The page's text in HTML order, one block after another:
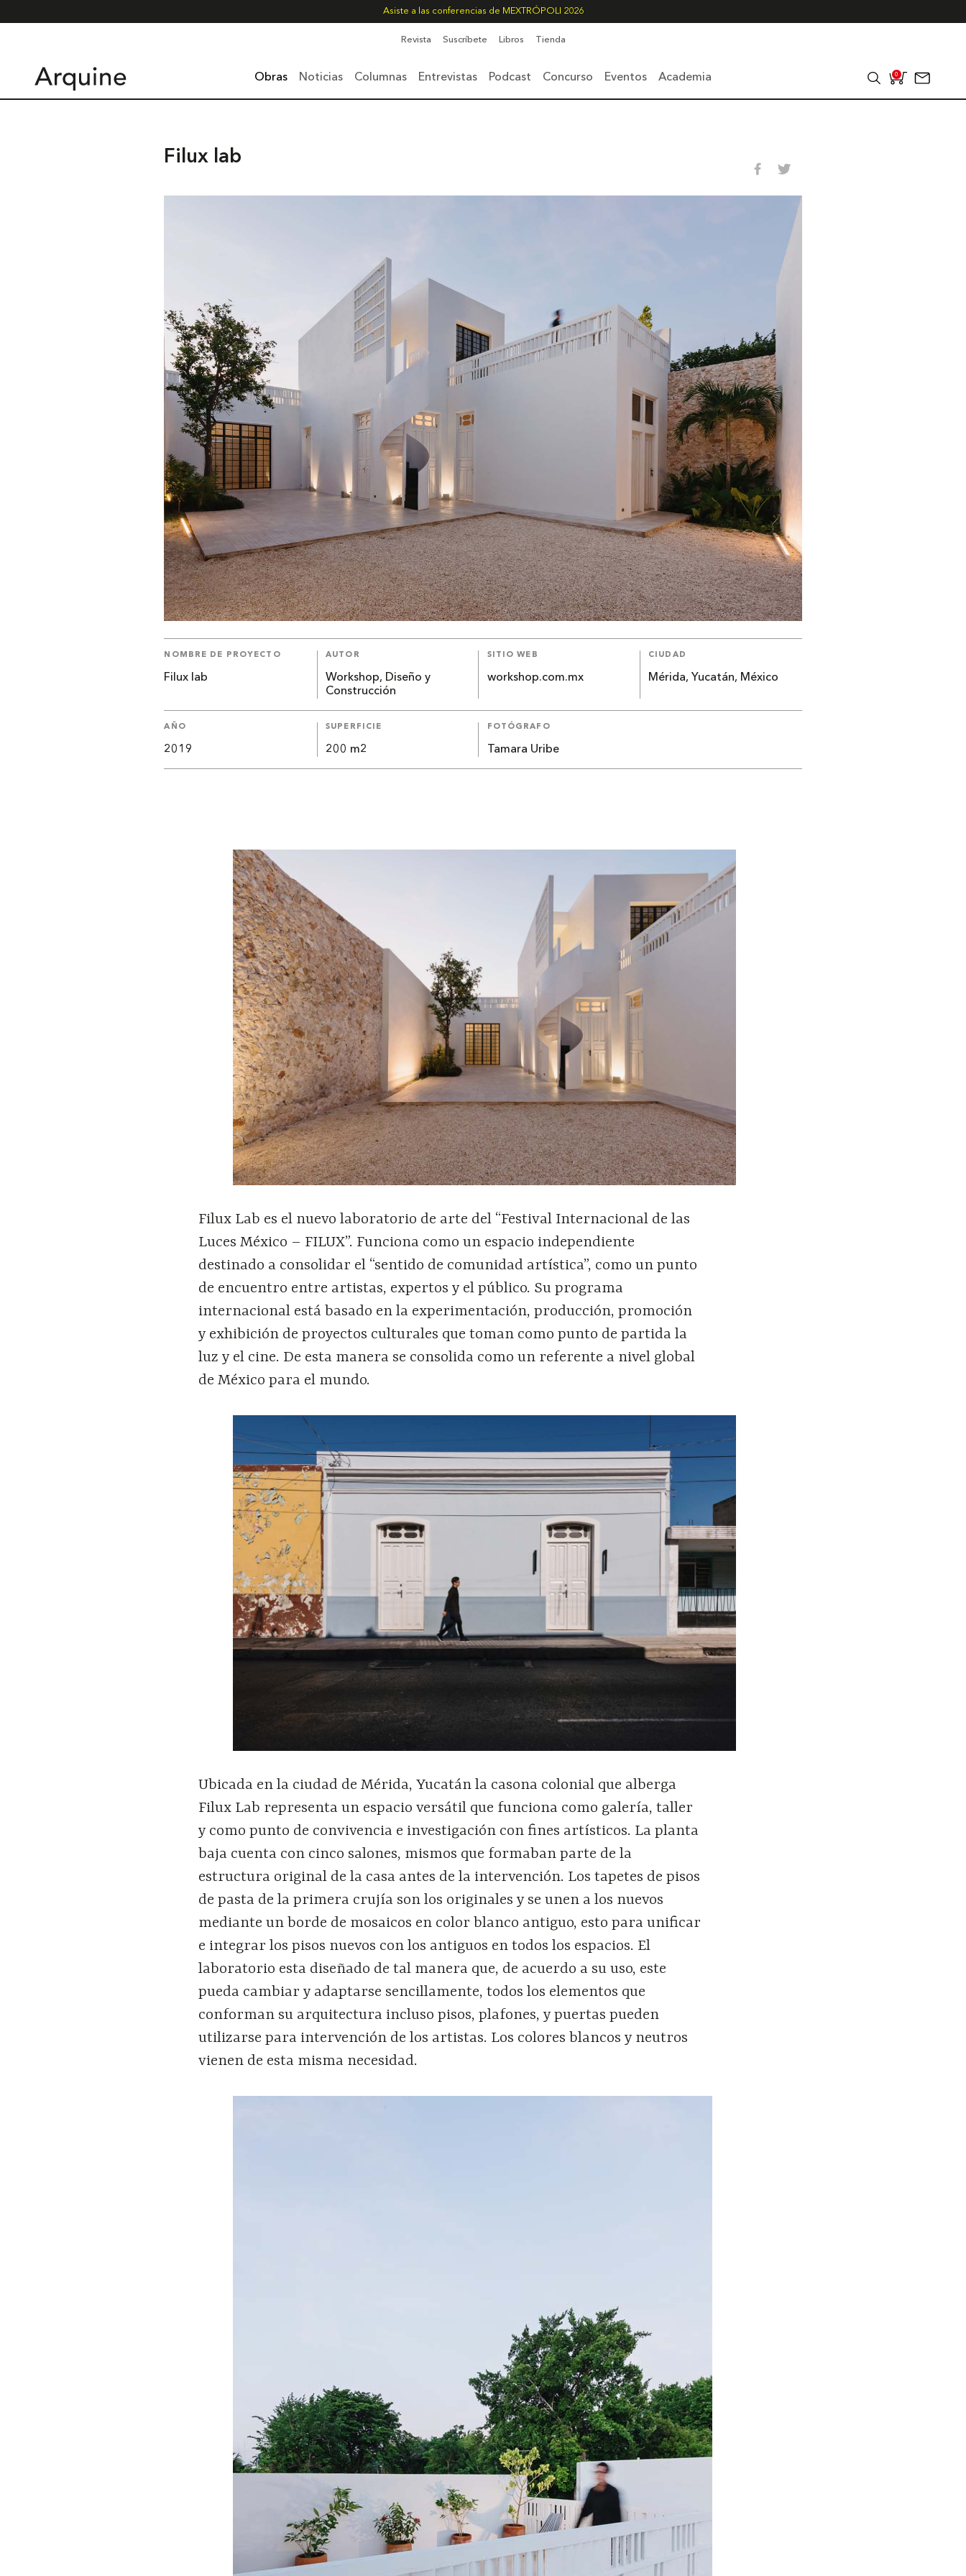
Asiste a las conferencias de MEXTRÓPOLI 2026
Revista Suscríbete Libros Tienda
Obras Noticias Columnas Entrevistas Podcast Concurso Eventos Academia 0
Filux lab
NOMBRE DE PROYECTO
Filux lab
AUTOR
Workshop, Diseño y
Construcción
SITIO WEB
workshop.com.mx
CIUDAD
Mérida, Yucatán, México
AÑO
2019
SUPERFICIE
200 m2
FOTÓGRAFO
Tamara Uribe
Filux Lab es el nuevo laboratorio de arte del “Festival Internacional de las
Luces México – FILUX”. Funciona como un espacio independiente
destinado a consolidar el “sentido de comunidad artística”, como un punto
de encuentro entre artistas, expertos y el público. Su programa
internacional está basado en la experimentación, producción, promoción
y exhibición de proyectos culturales que toman como punto de partida la
luz y el cine. De esta manera se consolida como un referente a nivel global
de México para el mundo.
Ubicada en la ciudad de Mérida, Yucatán la casona colonial que alberga
Filux Lab representa un espacio versátil que funciona como galería, taller
y como punto de convivencia e investigación con fines artísticos. La planta
baja cuenta con cinco salones, mismos que formaban parte de la
estructura original de la casa antes de la intervención. Los tapetes de pisos
de pasta de la primera crujía son los originales y se unen a los nuevos
mediante un borde de mosaicos en color blanco antiguo, esto para unificar
e integrar los pisos nuevos con los antiguos en todos los espacios. El
laboratorio esta diseñado de tal manera que, de acuerdo a su uso, este
pueda cambiar y adaptarse sencillamente, todos los elementos que
conforman su arquitectura incluso pisos, plafones, y puertas pueden
utilizarse para intervención de los artistas. Los colores blancos y neutros
vienen de esta misma necesidad.